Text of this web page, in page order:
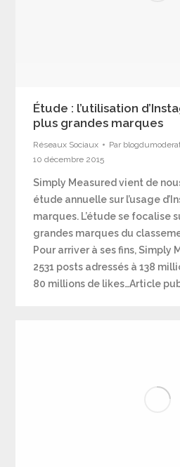
Étude : l’utilisation
plus grandes marques
Réseaux Sociaux Par
10 décembre 2015
Simply Measured vient de
étude annuelle sur l’usage
marques. L’étude se focalise
grandes marques du
Pour arriver à ses fins, Simply
2531 posts adressés à 138
80 millions de likes…Article